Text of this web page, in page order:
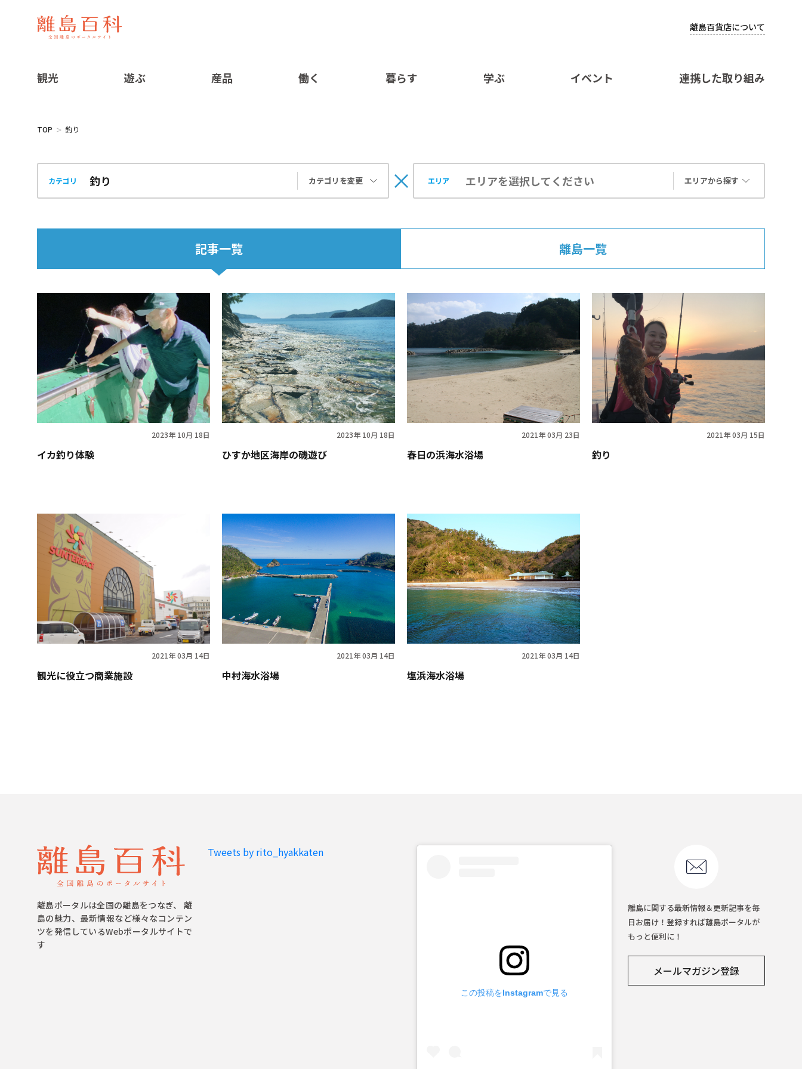
離島百貨店について
観光 遊ぶ 産品 働く 暮らす 学ぶ イベント 連携した取り組み
TOP 釣り
カテゴリ カテゴリを変更 エリア エリアから探す
記事一覧 離島一覧
2023年 10月 18日
イカ釣り体験
2023年 10月 18日
ひすか地区海岸の磯遊び
2021年 03月 23日
春日の浜海水浴場
2021年 03月 15日
釣り
2021年 03月 14日
観光に役立つ商業施設
2021年 03月 14日
中村海水浴場
2021年 03月 14日
塩浜海水浴場
離島ポータルは全国の離島をつなぎ、 離
島の魅力、最新情報など様々なコンテン
ツを発信しているWebポータルサイトで
す
Tweets by rito_hyakkaten
この投稿をInstagramで見る
離島に関する最新情報＆更新記事を毎
日お届け！登録すれば離島ポータルが
もっと便利に！
メールマガジン登録